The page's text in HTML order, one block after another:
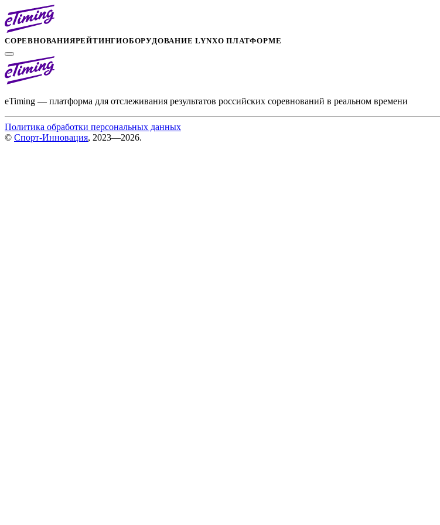
СОРЕВНОВАНИЯРЕЙТИНГИОБОРУДОВАНИЕ LYNXО ПЛАТФОРМЕ
eTiming — платформа для отслеживания результатов российских соревнований в реальном времени
Политика обработки персональных данных
© Спорт-Инновация, 2023—2026.